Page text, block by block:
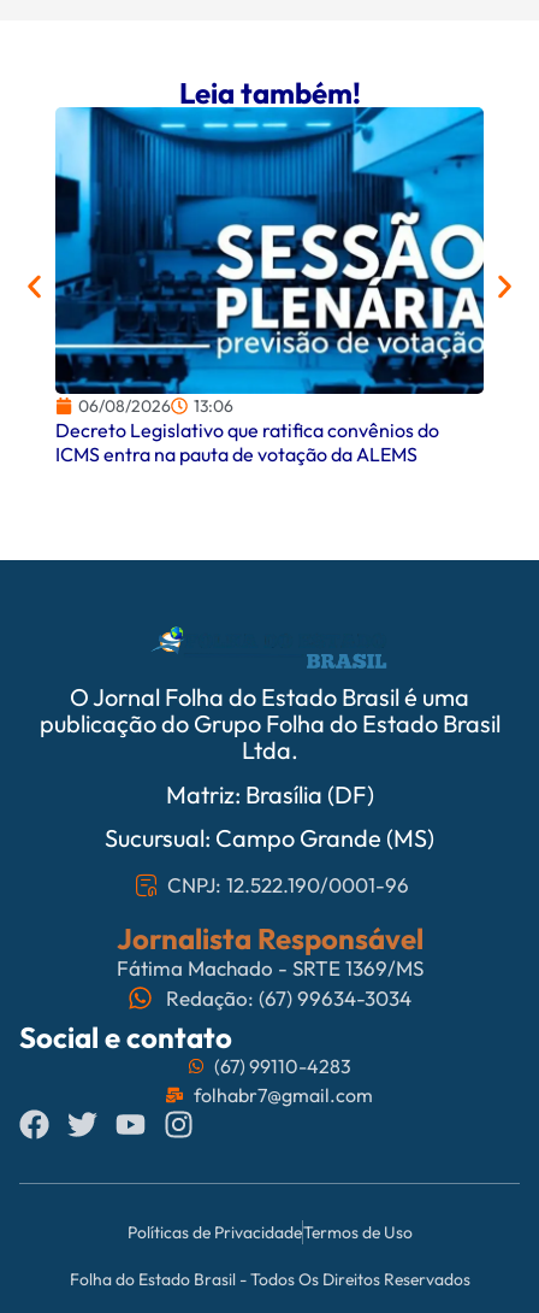
Leia também!
06/08/2026 13:06
Decreto Legislativo que ratifica convênios do
ICMS entra na pauta de votação da ALEMS
O Jornal Folha do Estado Brasil é uma
publicação do Grupo Folha do Estado Brasil
Ltda.
Matriz: Brasília (DF)
Sucursual: Campo Grande (MS)
CNPJ: 12.522.190/0001-96
Jornalista Responsável
Fátima Machado - SRTE 1369/MS
Redação: (67) 99634-3034
Social e contato
(67) 99110-4283
folhabr7@gmail.com
Políticas de PrivacidadeTermos de Uso
Folha do Estado Brasil - Todos Os Direitos Reservados